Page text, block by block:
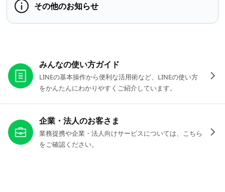
その他のお知らせ
みんなの使い方ガイド
LINEの基本操作から便利な活用術など、LINEの使い方
をかんたんにわかりやすくご紹介しています。
企業・法人のお客さま
業務提携や企業・法人向けサービスについては、こちら
をご確認ください。